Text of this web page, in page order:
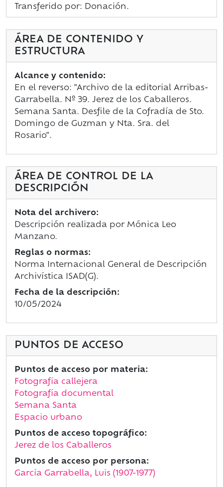
Transferido por: Donación.
ÁREA DE CONTENIDO Y
ESTRUCTURA
Alcance y contenido:
En el reverso: "Archivo de la editorial Arribas-
Garrabella. Nº 39. Jerez de los Caballeros.
Semana Santa. Desfile de la Cofradía de Sto.
Domingo de Guzman y Nta. Sra. del
Rosario".
ÁREA DE CONTROL DE LA
DESCRIPCIÓN
Nota del archivero:
Descripción realizada por Mónica Leo
Manzano.
Reglas o normas:
Norma Internacional General de Descripción
Archivística ISAD(G).
Fecha de la descripción:
10/05/2024
PUNTOS DE ACCESO
Puntos de acceso por materia:
Fotografía callejera
Fotografía documental
Semana Santa
Espacio urbano
Puntos de acceso topográfico:
Jerez de los Caballeros
Puntos de acceso por persona:
García Garrabella, Luis (1907-1977)